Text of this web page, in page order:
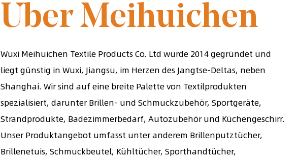
Über Meihuichen
Wuxi Meihuichen Textile Products Co. Ltd wurde 2014 gegründet und
liegt günstig in Wuxi, Jiangsu, im Herzen des Jangtse-Deltas, neben
Shanghai. Wir sind auf eine breite Palette von Textilprodukten
spezialisiert, darunter Brillen- und Schmuckzubehör, Sportgeräte,
Strandprodukte, Badezimmerbedarf, Autozubehör und Küchengeschirr.
Unser Produktangebot umfasst unter anderem Brillenputztücher,
Brillenetuis, Schmuckbeutel, Kühltücher, Sporthandtücher,